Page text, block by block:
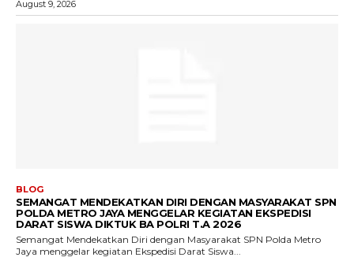
August 9, 2026
BLOG
SEMANGAT MENDEKATKAN DIRI DENGAN MASYARAKAT SPN
POLDA METRO JAYA MENGGELAR KEGIATAN EKSPEDISI
DARAT SISWA DIKTUK BA POLRI T.A 2026
Semangat Mendekatkan Diri dengan Masyarakat SPN Polda Metro
Jaya menggelar kegiatan Ekspedisi Darat Siswa...